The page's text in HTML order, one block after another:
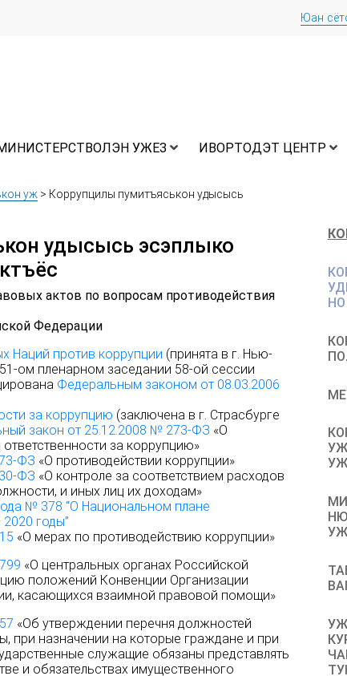
Юан
УЖЕЗ ИВОРТОДЭТ ЦЕНТР
уж > Коррупцилы пумитъяськон удысысь
удысысь эсэплыко
актов по вопросам противодействия
Федерации
Наций против коррупции (принята в г. Нью-
ом пленарном заседании 58-ой сессии
Федеральным законом от 08.03.2006
за коррупцию (заключена в г. Страсбурге
закон от 25.12.2008 № 273-ФЗ «О
за коррупцию»
ФЗ «О противодействии коррупции»
ФЗ «О контроле за соответствием расходов
и иных лиц их доходам»
№ 378 “О Национальном плане
годы”
«О мерах по противодействию коррупции»
«О центральных органах Российской
положений Конвенции Организации
касающихся взаимной правовой помощи»
«Об утверждении перечня должностей
при назначении на которые граждане и при
служащие обязаны представлять
и обязательствах имущественного